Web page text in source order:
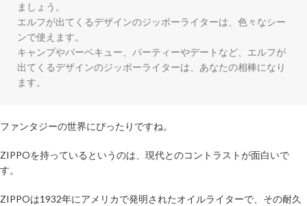
ましょう。
エルフが出てくるデザインのジッポーライターは、色々なシー
ンで使えます。
キャンプやバーベキュー、パーティーやデートなど、エルフが
出てくるデザインのジッポーライターは、あなたの相棒になり
ファンタジーの世界にぴったりですね。
ZIPPOを持っているというのは、現代とのコントラストが面白いで
す。
ZIPPOは1932年にアメリカで発明されたオイルライターで、その耐久